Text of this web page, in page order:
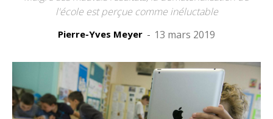
l'école est perçue comme inéluctable
Pierre-Yves Meyer - 13 mars 2019